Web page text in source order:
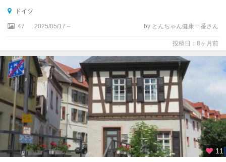
ェ
ー
ベ
ル
ス
ド
ル
フ
カ
ッ
ドイツ
47 2025/05/17～ by とんちゃん健康一番さん
投稿日：8ヶ月前
11